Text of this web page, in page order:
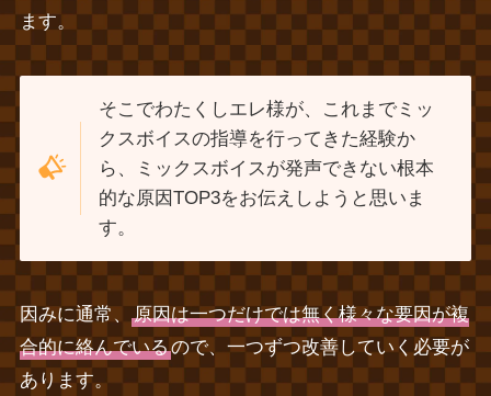
ます。
そこでわたくしエレ様が、これまでミッ
クスボイスの指導を行ってきた経験か
ら、ミックスボイスが発声できない根本
的な原因TOP3をお伝えしようと思いま
す。
因みに通常、
原因は一つだけでは無く様々な要因が複
合的に絡んでいるので、一つずつ改善していく必要が
あります。